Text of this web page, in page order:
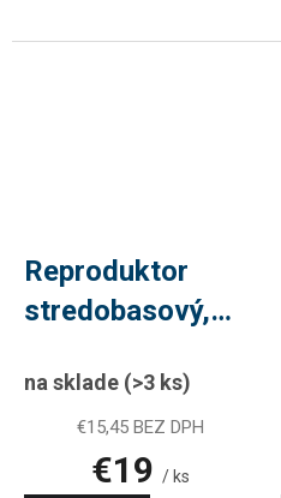
Reproduktor
stredobasový,
RE201
na sklade (>3 ks)
€15,45 BEZ DPH
€19 / ks